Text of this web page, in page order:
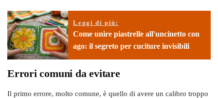
Leggi di più:
Come unire piastrelle all'uncinetto con
ago: il segreto per cuciture invisibili
Errori comuni da evitare
Il primo errore, molto comune, è quello di avere un calibro troppo